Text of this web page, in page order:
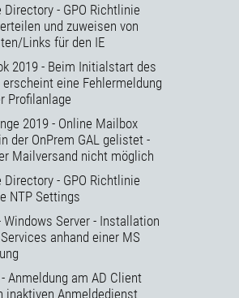
Directory - GPO Richtlinie
und zuweisen von
Links für den IE
2019 - Beim Initialstart des
eine Fehlermeldung
Profilanlage
2019 - Online Mailbox
der OnPrem GAL gelistet -
Mailversand nicht möglich
Directory - GPO Richtlinie
NTP Settings
Windows Server - Installation
anhand einer MS
Anmeldung am AD Client
inaktiven Anmeldedienst